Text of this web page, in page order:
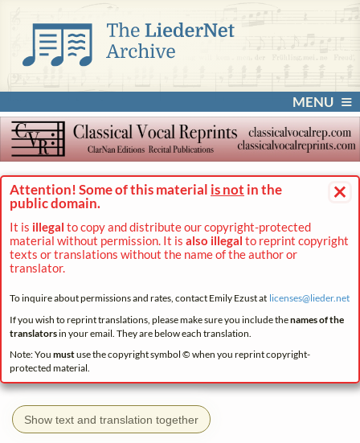
MENU
×
Attention! Some of this material is not in the
public domain.
It is illegal to copy and distribute our copyright-protected
material without permission. It is also illegal to reprint copyright
texts or translations without the name of the author or
translator.
To inquire about permissions and rates, contact Emily Ezust at licenses@lieder.net
If you wish to reprint translations, please make sure you include thenames of the
translatorsin your email. They are below each translation.
Note: You mustuse the copyright symbol © when you reprint copyright-
protected material.
Show text and translation together